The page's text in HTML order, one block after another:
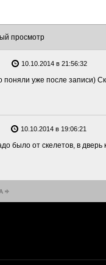
просмотр
10.10.2014 в 21:56:32
поняли уже после записи)
10.10.2014 в 19:06:21
было от скелетов, в